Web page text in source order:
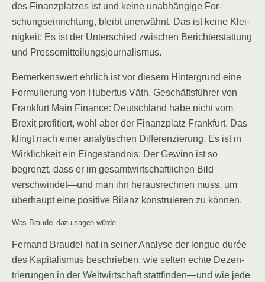
des Finanz­plat­zes ist und kei­ne unab­hän­gi­ge For­
schungs­ein­rich­tung, bleibt uner­wähnt. Das ist kei­ne Klei­
nig­keit: Es ist der Unter­schied zwi­schen Bericht­erstat­tung
und Pressemitteilungsjournalismus.
Bemer­kens­wert ehr­lich ist vor die­sem Hin­ter­grund eine
For­mu­lie­rung von Huber­tus Väth, Geschäfts­füh­rer von
Frank­furt Main Finan­ce: Deutsch­land habe nicht vom
Brexit pro­fi­tiert, wohl aber der Finanz­platz Frank­furt. Das
klingt nach einer ana­ly­ti­schen Dif­fe­ren­zie­rung. Es ist in
Wirk­lich­keit ein Ein­ge­ständ­nis: Der Gewinn ist so
begrenzt, dass er im gesamt­wirt­schaft­li­chen Bild
verschwindet—und man ihn her­aus­rech­nen muss, um
über­haupt eine posi­ti­ve Bilanz kon­stru­ie­ren zu können.
Was Brau­del dazu sagen würde
Fer­nand Brau­del hat in sei­ner Ana­ly­se der longue durée
des Kapi­ta­lis­mus beschrie­ben, wie sel­ten ech­te Dezen­
trie­run­gen in der Welt­wirt­schaft stattfinden—und wie jede